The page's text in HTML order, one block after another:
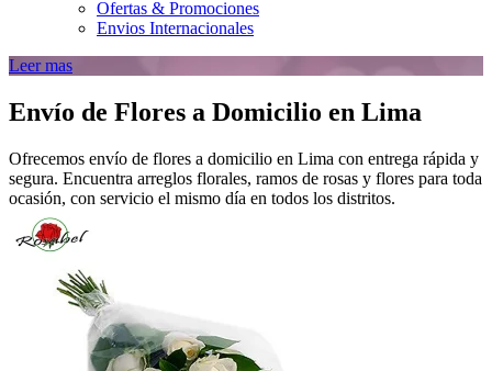
Ofertas & Promociones
Envios Internacionales
Leer mas
Envío de Flores a Domicilio en Lima
Ofrecemos envío de flores a domicilio en Lima con entrega rápida y
segura. Encuentra arreglos florales, ramos de rosas y flores para toda
ocasión, con servicio el mismo día en todos los distritos.